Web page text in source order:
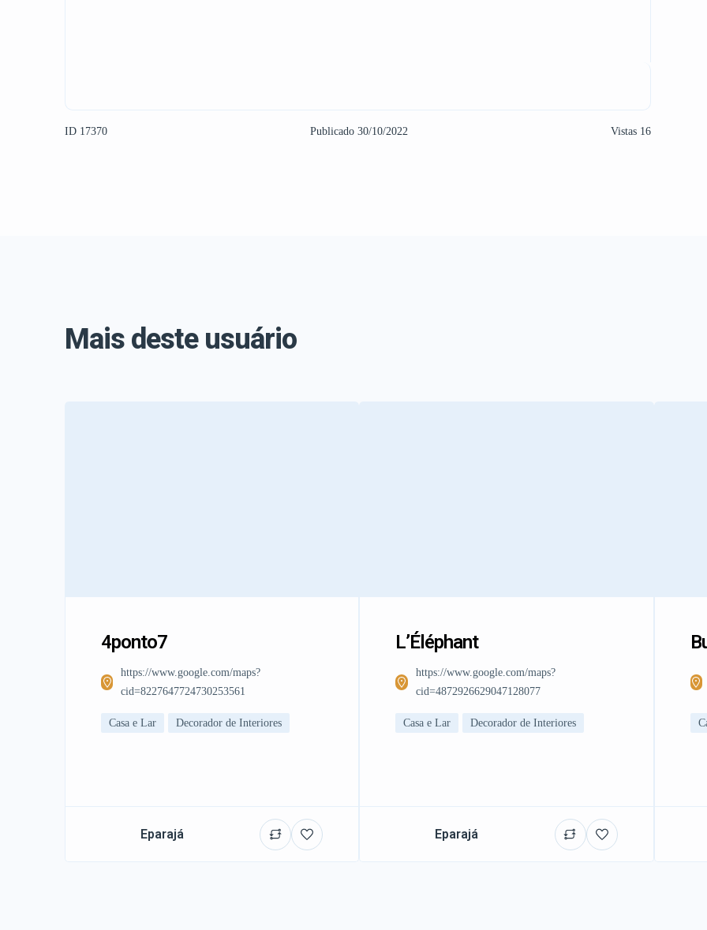
ID 17370 Publicado 30/10/2022 Vistas 16
Mais deste usuário
4ponto7
https://www.google.com/maps?
cid=8227647724730253561
Casa e Lar Decorador de Interiores
Eparajá
L’Éléphant
https://www.google.com/maps?
cid=4872926629047128077
Casa e Lar Decorador de Interiores
Eparajá